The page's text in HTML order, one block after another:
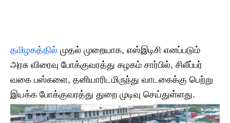
தமிழகத்தில் முதல் முறையாக, எஸ்இடிசி எனப்படும்
அரசு விரைவு போக்குவரத்து கழகம் சார்பில், சிலீப்பர்
வகை பஸ்களை, தனியாரிடமிருந்து வாடகைக்கு பெற்று
இயக்க போக்குவரத்து துறை முடிவு செய்துள்ளது.